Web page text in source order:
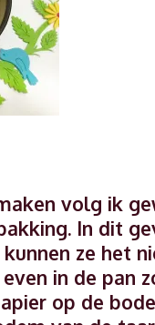
volg ik
In dit
ze het
in de pan
op de